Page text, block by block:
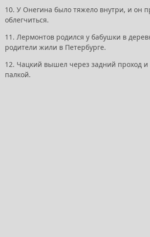
10. У Онегина было тяжело внутри, и он
облегчиться.
11. Лермонтов родился у бабушки в
родители жили в Петербурге.
12. Чацкий вышел через задний проход и
палкой.